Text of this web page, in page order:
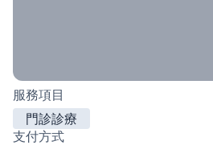
服務項目
門診診療
支付方式